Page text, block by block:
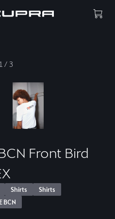
1 / 3
Front Bird
Shirts
Shirts
BCN